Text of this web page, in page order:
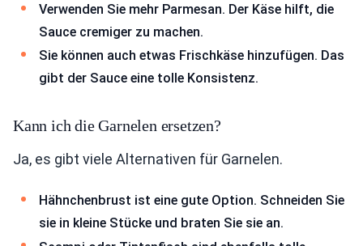
Verwenden Sie mehr Parmesan. Der Käse hilft, die
Sauce cremiger zu machen.
Sie können auch etwas Frischkäse hinzufügen. Das
gibt der Sauce eine tolle Konsistenz.
Kann ich die Garnelen ersetzen?
Ja, es gibt viele Alternativen für Garnelen.
Hähnchenbrust ist eine gute Option. Schneiden Sie
sie in kleine Stücke und braten Sie sie an.